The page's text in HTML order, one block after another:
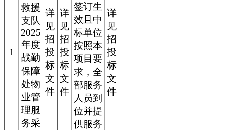
1
救援
支队
2025
年度
战勤
保障
处物
业管
理服
务采
详
见
招
投
标
文
件
详
见
招
投
标
文
件
签订生
效且中
标单位
按照本
项目要
求，全
部服务
人员到
位并提
供服务
详
见
招
投
标
文
件